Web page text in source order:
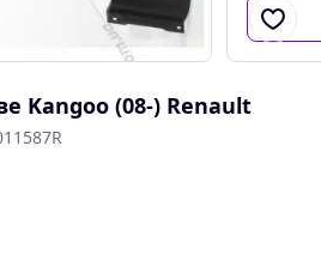
Kangoo (08-) Renault